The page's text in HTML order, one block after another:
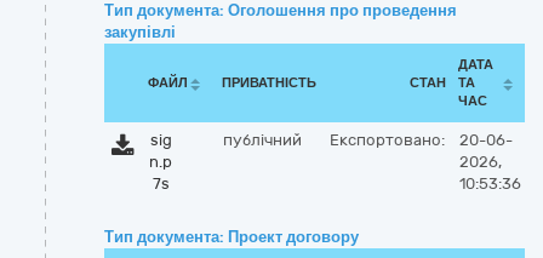
Тип документа: Оголошення про проведення
закупівлі
ФАЙЛ ПРИВАТНІСТЬ СТАН
ДАТА
ТА
ЧАС
sig
n.p
7s
публічний Експортовано:
20-06-
2026,
10:53:36
Тип документа: Проект договору